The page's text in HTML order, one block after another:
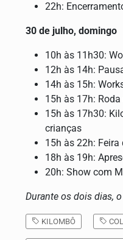
22h:
30 de julho, domingo
10h às 11h30:
12h às 14h:
14h às 15h:
15h às 17h:
15h às 17h30:
crianças
15h às 22h: Feira
18h às 19h:
20h: Show com
Durante os dois dias,
KILOMBÔ